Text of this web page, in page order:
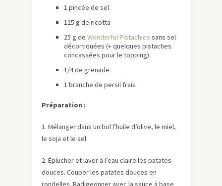
1 pincée de sel
125 g de ricotta
25 g de Wonderful Pistachios sans sel
décortiquées (+ quelques pistaches
concassées pour le topping)
1/4 de grenade
1 branche de persil frais
Préparation :
1. Mélanger dans un bol l’huile d’olive, le miel,
le soja et le sel.
2. Éplucher et laver à l’eau claire les patates
douces. Couper les patates douces en
rondelles. Badigeonner avec la sauce à base